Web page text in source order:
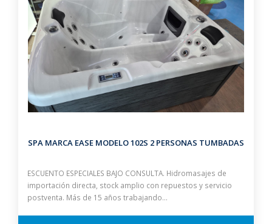
SPA MARCA EASE MODELO 102S 2 PERSONAS TUMBADAS
ESCUENTO ESPECIALES BAJO CONSULTA. Hidromasajes de
importación directa, stock amplio con repuestos y servicio
postventa. Más de 15 años trabajando…